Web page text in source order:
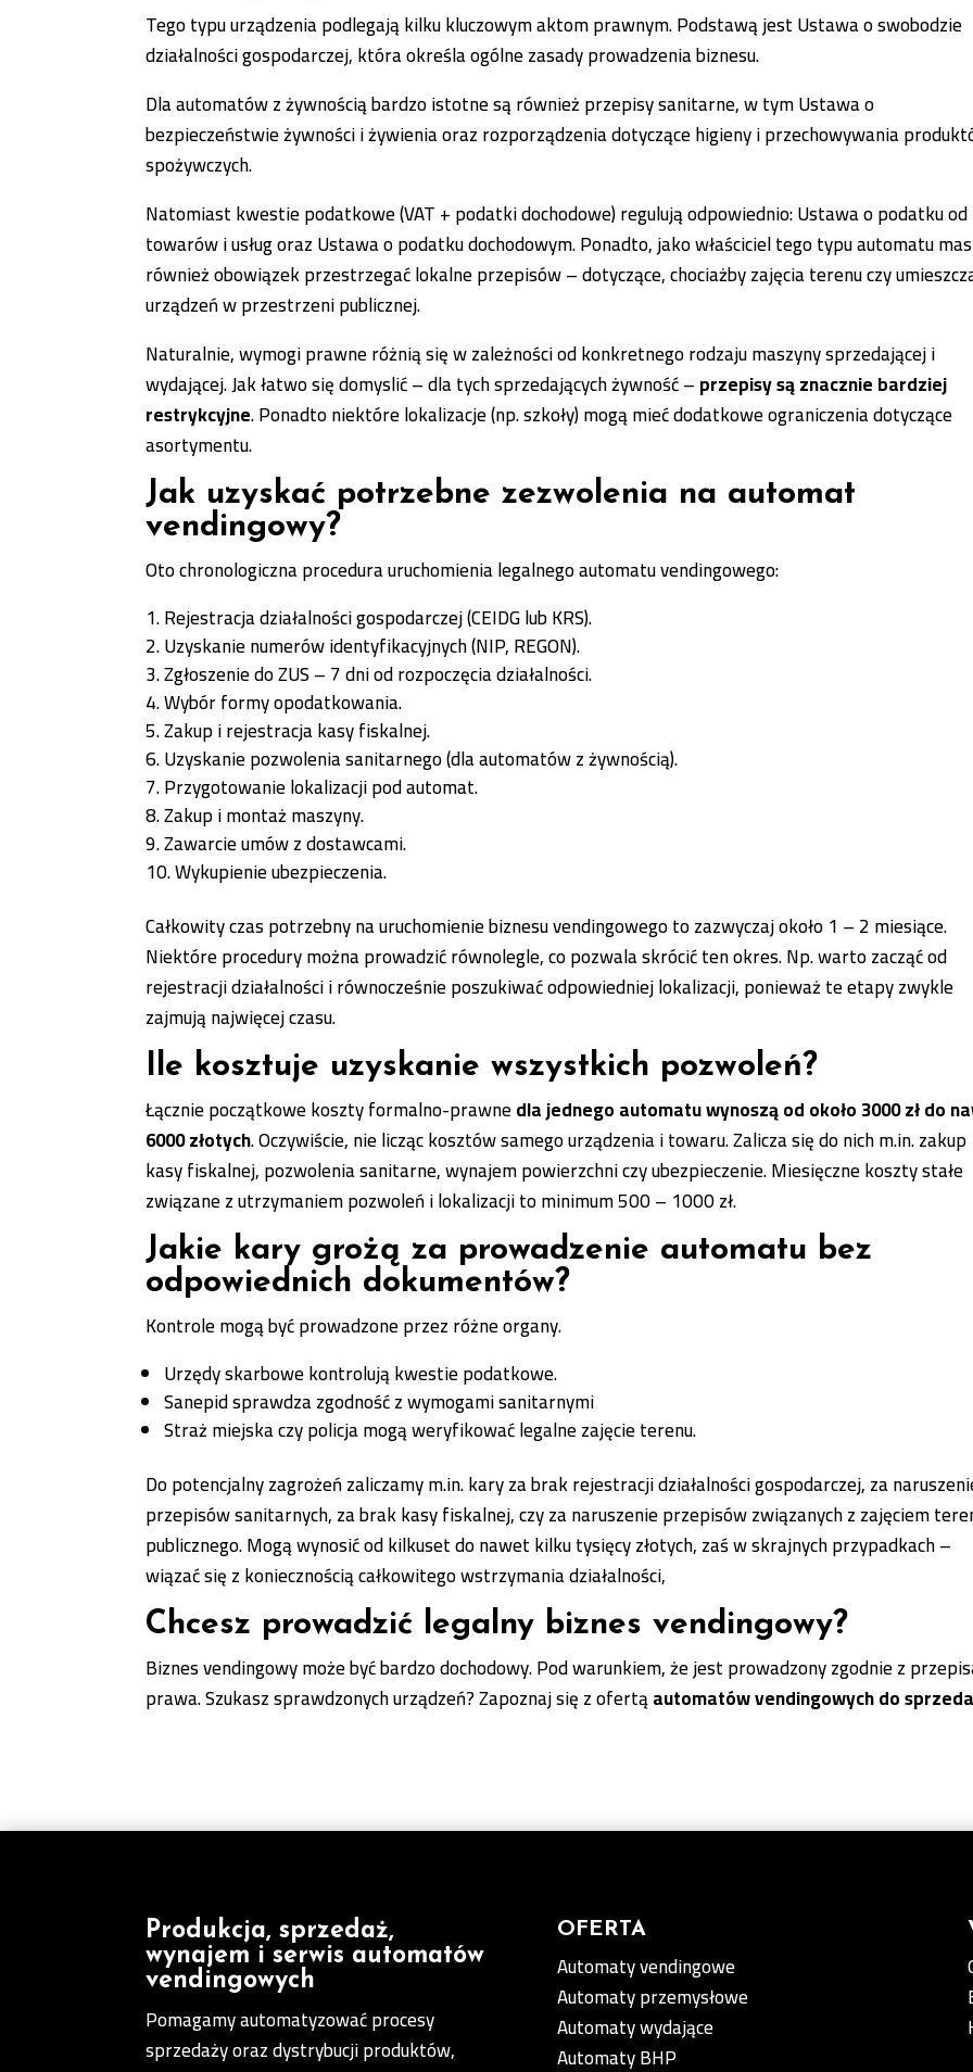
Tego typu urządzenia podlegają kilku kluczowym aktom prawnym. Podstawą jest Ustawa o swobodzie
działalności gospodarczej, która określa ogólne zasady prowadzenia biznesu.
Dla automatów z żywnością bardzo istotne są również przepisy sanitarne, w tym Ustawa o
bezpieczeństwie żywności i żywienia oraz rozporządzenia dotyczące higieny i przechowywania
spożywczych.
Natomiast kwestie podatkowe (VAT + podatki dochodowe) regulują odpowiednio: Ustawa o podatku od
towarów i usług oraz Ustawa o podatku dochodowym. Ponadto, jako właściciel tego typu automatu
również obowiązek przestrzegać lokalne przepisów – dotyczące, chociażby zajęcia terenu czy
urządzeń w przestrzeni publicznej.
Naturalnie, wymogi prawne różnią się w zależności od konkretnego rodzaju maszyny sprzedającej i
wydającej. Jak łatwo się domyslić – dla tych sprzedających żywność –przepisy są znacznie bardziej
restrykcyjne. Ponadto niektóre lokalizacje (np. szkoły) mogą mieć dodatkowe ograniczenia dotyczące
asortymentu.
Jak uzyskać potrzebne zezwolenia na automat
vendingowy?
Oto chronologiczna procedura uruchomienia legalnego automatu vendingowego:
Rejestracja działalności gospodarczej (CEIDG lub KRS).
Uzyskanie numerów identyfikacyjnych (NIP, REGON).
Zgłoszenie do ZUS – 7 dni od rozpoczęcia działalności.
Wybór formy opodatkowania.
Zakup i rejestracja kasy fiskalnej.
Uzyskanie pozwolenia sanitarnego (dla automatów z żywnością).
Przygotowanie lokalizacji pod automat.
Zakup i montaż maszyny.
Zawarcie umów z dostawcami.
Wykupienie ubezpieczenia.
Całkowity czas potrzebny na uruchomienie biznesu vendingowego to zazwyczaj około 1 – 2 miesiące.
Niektóre procedury można prowadzić równolegle, co pozwala skrócić ten okres. Np. warto zacząć od
rejestracji działalności i równocześnie poszukiwać odpowiedniej lokalizacji, ponieważ te etapy zwykle
zajmują najwięcej czasu.
Ile kosztuje uzyskanie wszystkich pozwoleń?
Łącznie początkowe koszty formalno-prawnedla jednego automatu wynoszą od około 3000 zł do
6000 złotych. Oczywiście, nie licząc kosztów samego urządzenia i towaru. Zalicza się do nich m.in. zakup
kasy fiskalnej, pozwolenia sanitarne, wynajem powierzchni czy ubezpieczenie. Miesięczne koszty stałe
związane z utrzymaniem pozwoleń i lokalizacji to minimum 500 – 1000 zł.
Jakie kary grożą za prowadzenie automatu bez
odpowiednich dokumentów?
Kontrole mogą być prowadzone przez różne organy.
Urzędy skarbowe kontrolują kwestie podatkowe.
Sanepid sprawdza zgodność z wymogami sanitarnymi
Straż miejska czy policja mogą weryfikować legalne zajęcie terenu.
Do potencjalny zagrożeń zaliczamy m.in. kary za brak rejestracji działalności gospodarczej, za
przepisów sanitarnych, za brak kasy fiskalnej, czy za naruszenie przepisów związanych z zajęciem
publicznego. Mogą wynosić od kilkuset do nawet kilku tysięcy złotych, zaś w skrajnych przypadkach –
wiązać się z koniecznością całkowitego wstrzymania działalności,
Chcesz prowadzić legalny biznes vendingowy?
Biznes vendingowy może być bardzo dochodowy. Pod warunkiem, że jest prowadzony zgodnie z
prawa. Szukasz sprawdzonych urządzeń? Zapoznaj się z ofertąautomatów vendingowych do
Produkcja, sprzedaż,
wynajem i serwis automatów
vendingowych
Pomagamy automatyzować procesy
sprzedaży oraz dystrybucji produktów,
OFERTA
Automaty vendingowe
Automaty przemysłowe
Automaty wydające
Automaty BHP